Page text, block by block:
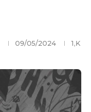
09/05/2024
1,K